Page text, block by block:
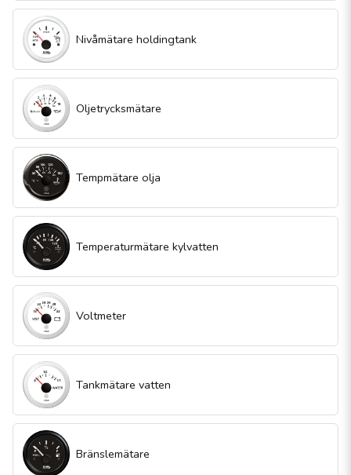
Nivåmätare holdingtank
Oljetrycksmätare
Tempmätare olja
Temperaturmätare kylvatten
Voltmeter
Tankmätare vatten
Bränslemätare